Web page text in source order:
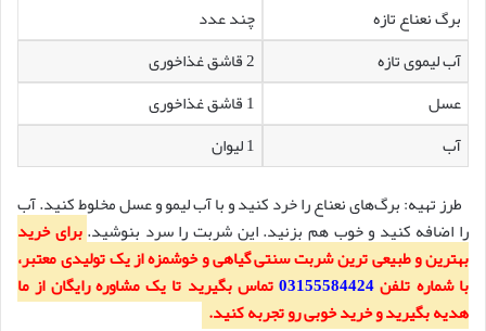
برگ نعناع تازه
چند عدد
آب لیموی تازه
2 قاشق غذاخوری
عسل
1 قاشق غذاخوری
آب
1 لیوان
طرز تهیه: برگ‌های نعناع را خرد کنید و با آب لیمو و عسل مخلوط کنید. آب
را اضافه کنید و خوب هم بزنید. این شربت را سرد بنوشید.برای خرید
بهترین و طبیعی ترین شربت سنتی گیاهی و خوشمزه از یک تولیدی معتبر،
با شماره تلفن03155584424تماس بگیرید تا یک مشاوره رایگان از ما
هدیه بگیرید و خرید خوبی رو تجربه کنید.